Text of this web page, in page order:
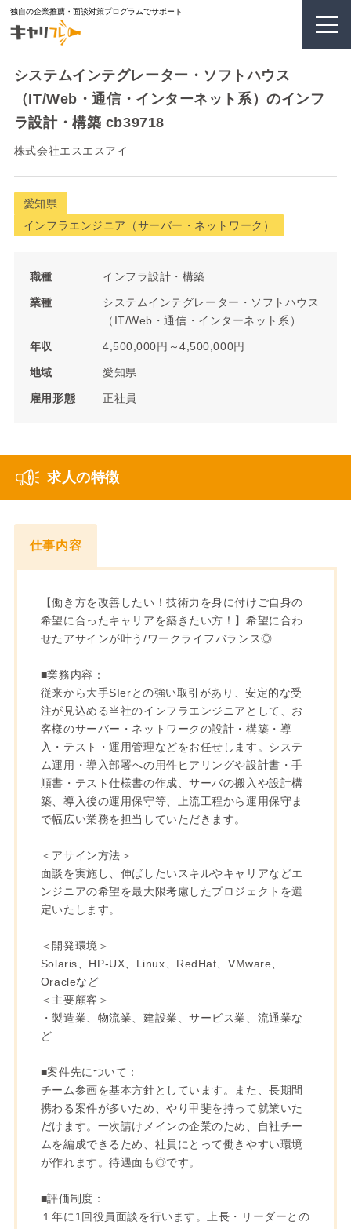
独自の企業推薦・面談対策プログラムでサポート
システムインテグレーター・ソフトハウス
（IT/Web・通信・インターネット系）のインフ
ラ設計・構築 cb39718
株式会社エスエスアイ
愛知県
インフラエンジニア（サーバー・ネットワーク）
職種 インフラ設計・構築
業種
システムインテグレーター・ソフトハウス
（IT/Web・通信・インターネット系）
年収 4,500,000円～4,500,000円
地域 愛知県
雇用形態 正社員
求人の特徴
仕事内容
【働き方を改善したい！技術力を身に付けご自身の
希望に合ったキャリアを築きたい方！】希望に合わ
せたアサインが叶う/ワークライフバランス◎
■業務内容：
従来から大手SIerとの強い取引があり、安定的な受
注が見込める当社のインフラエンジニアとして、お
客様のサーバー・ネットワークの設計・構築・導
入・テスト・運用管理などをお任せします。システ
ム運用・導入部署への用件ヒアリングや設計書・手
順書・テスト仕様書の作成、サーバの搬入や設計構
築、導入後の運用保守等、上流工程から運用保守ま
で幅広い業務を担当していただきます。
＜アサイン方法＞
面談を実施し、伸ばしたいスキルやキャリアなどエ
ンジニアの希望を最大限考慮したプロジェクトを選
定いたします。
＜開発環境＞
Solaris、HP-UX、Linux、RedHat、VMware、
Oracleなど
＜主要顧客＞
・製造業、物流業、建設業、サービス業、流通業な
ど
■案件先について：
チーム参画を基本方針としています。また、長期間
携わる案件が多いため、やり甲斐を持って就業いた
だけます。一次請けメインの企業のため、自社チー
ムを編成できるため、社員にとって働きやすい環境
が作れます。待遇面も◎です。
■評価制度：
１年に1回役員面談を行います。上長・リーダーとの